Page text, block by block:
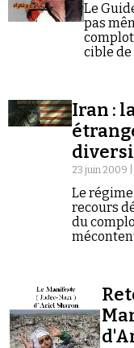
Le
pas
cible de
Iran :
23 juin 2009 |
Le
recours
du